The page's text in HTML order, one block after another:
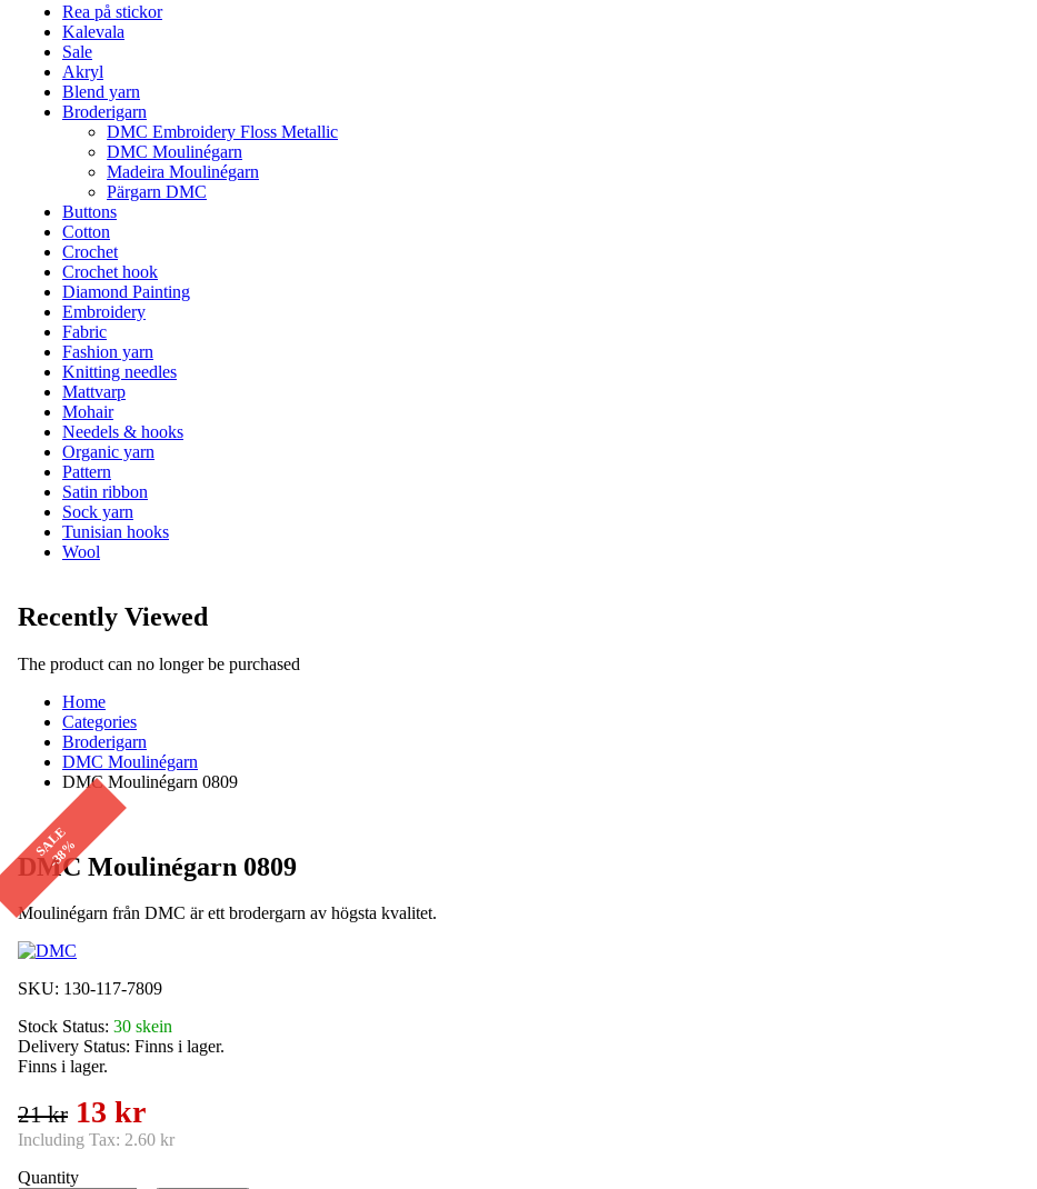
Rea på stickor
Kalevala
Sale
Akryl
Blend yarn
Broderigarn
DMC Embroidery Floss Metallic
DMC Moulinégarn
Madeira Moulinégarn
Pärgarn DMC
Buttons
Cotton
Crochet
Crochet hook
Diamond Painting
Embroidery
Fabric
Fashion yarn
Knitting needles
Mattvarp
Mohair
Needels & hooks
Organic yarn
Pattern
Satin ribbon
Sock yarn
Tunisian hooks
Wool
Recently Viewed
The product can no longer be purchased
Home
Categories
Broderigarn
DMC Moulinégarn
DMC Moulinégarn 0809
SALE
-38%
DMC Moulinégarn 0809
Moulinégarn från DMC är ett brodergarn av högsta kvalitet.
SKU: 130-117-7809
Stock Status: 30 skein
Delivery Status: Finns i lager.
Finns i lager.
21 kr 13 kr
Including Tax: 2.60 kr
Quantity